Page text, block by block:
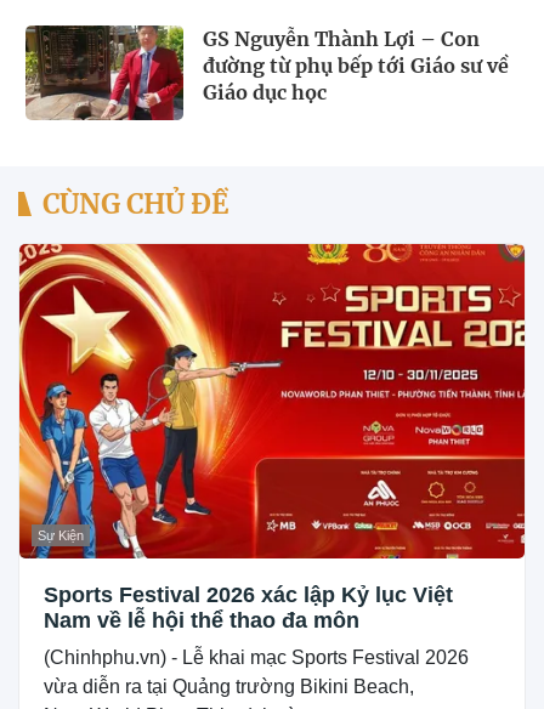
GS Nguyễn Thành Lợi – Con
đường từ phụ bếp tới Giáo sư về
Giáo dục học
CÙNG CHỦ ĐỀ
Sự Kiện
Sports Festival 2026 xác lập Kỷ lục Việt
Nam về lễ hội thể thao đa môn
(Chinhphu.vn) - Lễ khai mạc Sports Festival 2026
vừa diễn ra tại Quảng trường Bikini Beach,